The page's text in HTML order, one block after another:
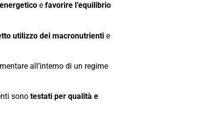
e favorire l’equilibrio
utilizzo dei macronutrienti e
all’interno di un regime
sono testati per qualità e